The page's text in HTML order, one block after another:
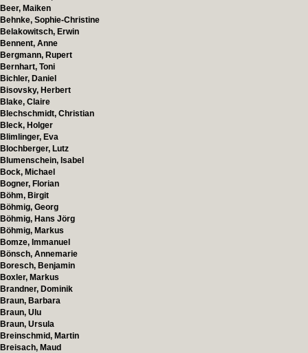
Beer, Maiken
Behnke, Sophie-Christine
Belakowitsch, Erwin
Bennent, Anne
Bergmann, Rupert
Bernhart, Toni
Bichler, Daniel
Bisovsky, Herbert
Blake, Claire
Blechschmidt, Christian
Bleck, Holger
Blimlinger, Eva
Blochberger, Lutz
Blumenschein, Isabel
Bock, Michael
Bogner, Florian
Böhm, Birgit
Böhmig, Georg
Böhmig, Hans Jörg
Böhmig, Markus
Bomze, Immanuel
Bönsch, Annemarie
Boresch, Benjamin
Boxler, Markus
Brandner, Dominik
Braun, Barbara
Braun, Ulu
Braun, Ursula
Breinschmid, Martin
Breisach, Maud